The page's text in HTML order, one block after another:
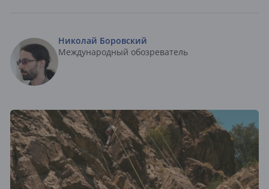
Николай Боровский
Международный обозреватель